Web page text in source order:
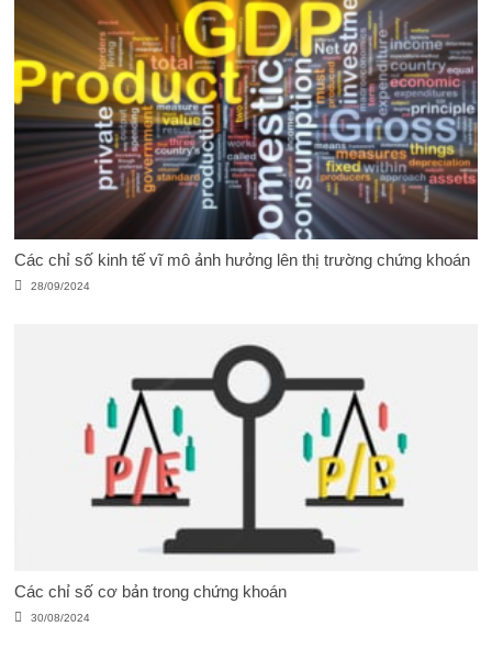
Các chỉ số kinh tế vĩ mô ảnh hưởng lên thị trường chứng khoán
28/09/2024
Các chỉ số cơ bản trong chứng khoán
30/08/2024